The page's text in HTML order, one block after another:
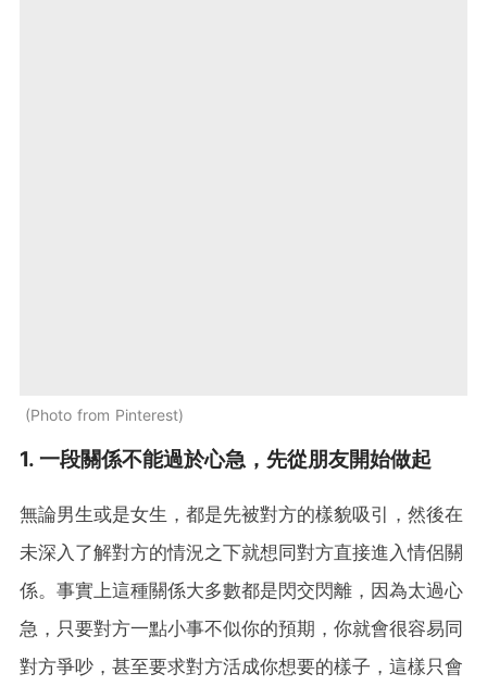
Photo from Pinterest
1. 一段關係不能過於心急，先從朋友開始做起
無論男生或是女生，都是先被對方的樣貌吸引，然後在
未深入了解對方的情況之下就想同對方直接進入情侶關
係。事實上這種關係大多數都是閃交閃離，因為太過心
急，只要對方一點小事不似你的預期，你就會很容易同
對方爭吵，甚至要求對方活成你想要的樣子，這樣只會